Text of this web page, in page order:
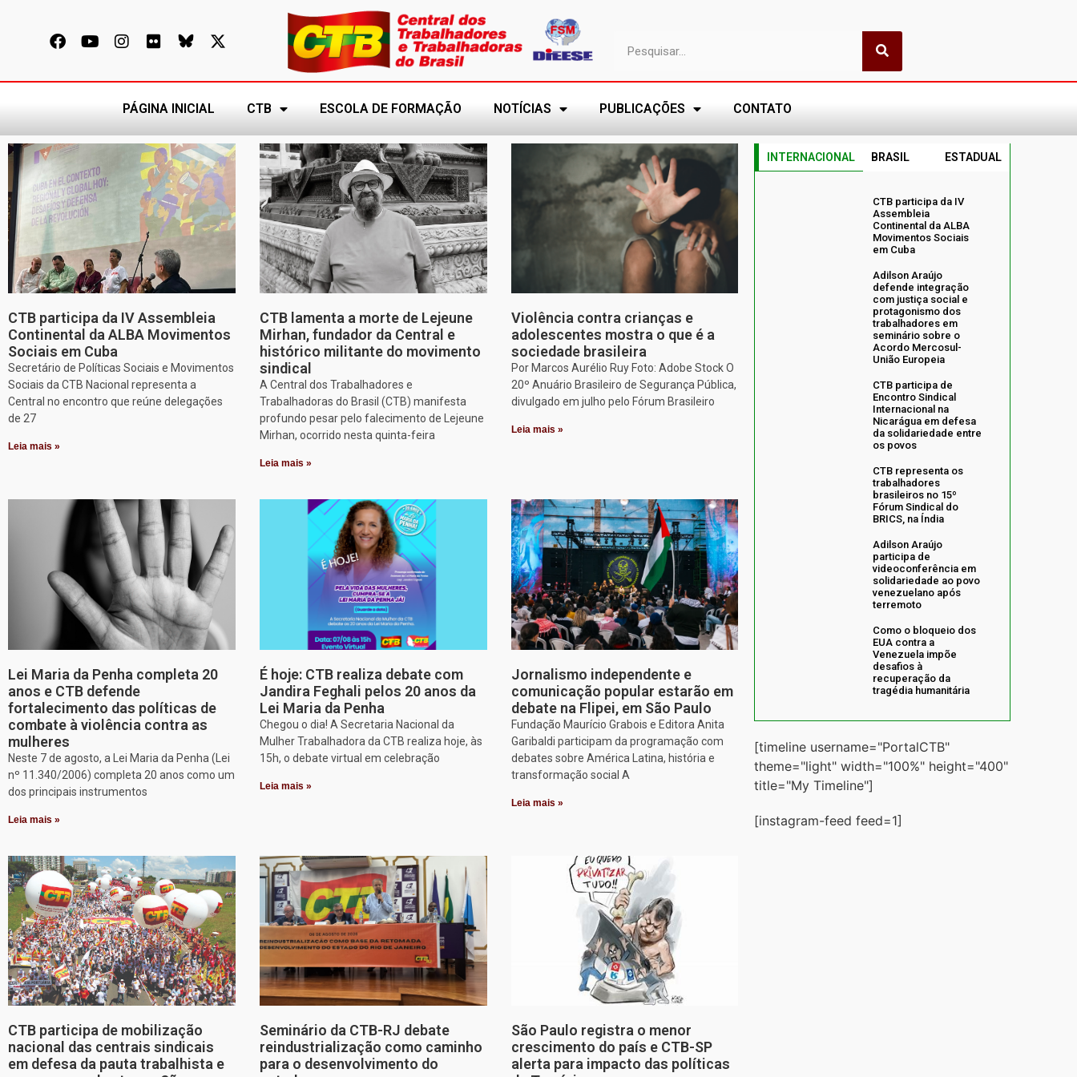
PÁGINA INICIAL CTB ESCOLA DE FORMAÇÃO NOTÍCIAS PUBLICAÇÕES CONTATO
CTB participa da IV Assembleia
Continental da ALBA Movimentos
Sociais em Cuba
Secretário de Políticas Sociais e Movimentos
Sociais da CTB Nacional representa a
Central no encontro que reúne delegações
de 27
Leia mais »
CTB lamenta a morte de Lejeune
Mirhan, fundador da Central e
histórico militante do movimento
sindical
A Central dos Trabalhadores e
Trabalhadoras do Brasil (CTB) manifesta
profundo pesar pelo falecimento de Lejeune
Mirhan, ocorrido nesta quinta-feira
Leia mais »
Violência contra crianças e
adolescentes mostra o que é a
sociedade brasileira
Por Marcos Aurélio Ruy Foto: Adobe Stock O
20º Anuário Brasileiro de Segurança Pública,
divulgado em julho pelo Fórum Brasileiro
Leia mais »
Lei Maria da Penha completa 20
anos e CTB defende
fortalecimento das políticas de
combate à violência contra as
mulheres
Neste 7 de agosto, a Lei Maria da Penha (Lei
nº 11.340/2006) completa 20 anos como um
dos principais instrumentos
Leia mais »
É hoje: CTB realiza debate com
Jandira Feghali pelos 20 anos da
Lei Maria da Penha
Chegou o dia! A Secretaria Nacional da
Mulher Trabalhadora da CTB realiza hoje, às
15h, o debate virtual em celebração
Leia mais »
Jornalismo independente e
comunicação popular estarão em
debate na Flipei, em São Paulo
Fundação Maurício Grabois e Editora Anita
Garibaldi participam da programação com
debates sobre América Latina, história e
transformação social A
Leia mais »
CTB participa de mobilização
nacional das centrais sindicais
em defesa da pauta trabalhista e
Seminário da CTB-RJ debate
reindustrialização como caminho
para o desenvolvimento do
São Paulo registra o menor
crescimento do país e CTB-SP
alerta para impacto das políticas
INTERNACIONAL BRASIL ESTADUAL
CTB participa da IV
Assembleia
Continental da ALBA
Movimentos Sociais
em Cuba
Adilson Araújo
defende integração
com justiça social e
protagonismo dos
trabalhadores em
seminário sobre o
Acordo Mercosul-
União Europeia
CTB participa de
Encontro Sindical
Internacional na
Nicarágua em defesa
da solidariedade entre
os povos
CTB representa os
trabalhadores
brasileiros no 15º
Fórum Sindical do
BRICS, na Índia
Adilson Araújo
participa de
videoconferência em
solidariedade ao povo
venezuelano após
terremoto
Como o bloqueio dos
EUA contra a
Venezuela impõe
desafios à
recuperação da
tragédia humanitária
[timeline username="PortalCTB"
theme="light" width="100%" height="400"
title="My Timeline"]
[instagram-feed feed=1]